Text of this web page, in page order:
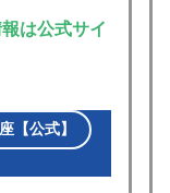
は公式サイ
【公式】